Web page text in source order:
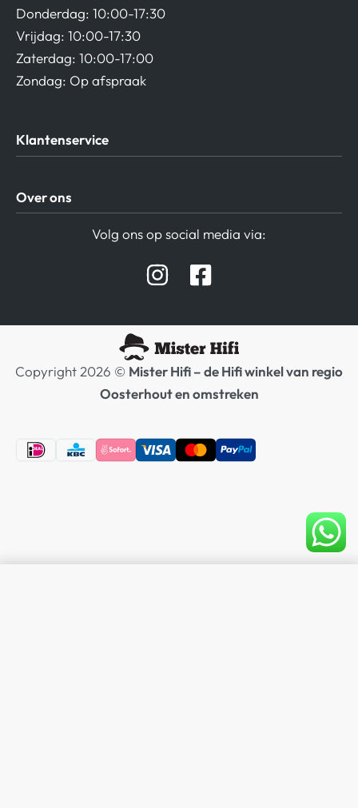
Donderdag: 10:00-17:30
Vrijdag: 10:00-17:30
Zaterdag: 10:00-17:00
Zondag: Op afspraak
Klantenservice
Privacy beleid
Verzending / Retour
Over ons
Hifi winkel Raamsdonksveer
Volg ons op social media via:
Copyright 2026 © Mister Hifi – de Hifi winkel van regio
Oosterhout en omstreken